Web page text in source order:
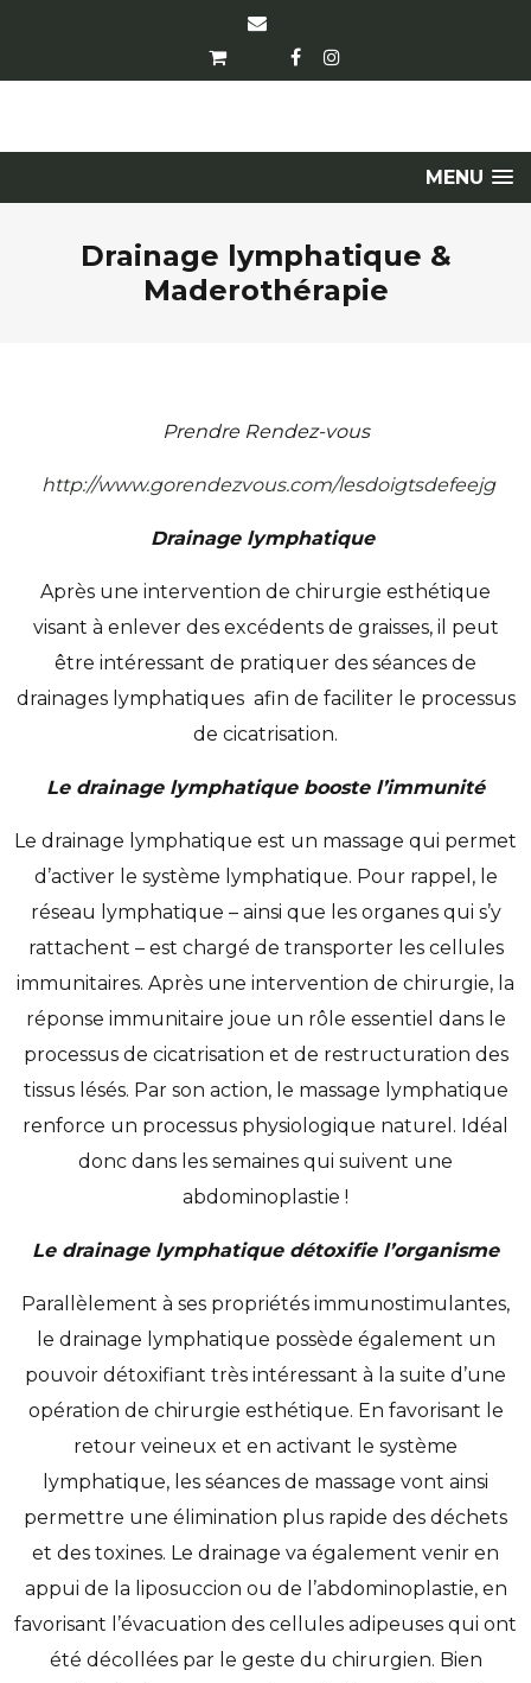
MENU
Drainage lymphatique &
Maderothérapie
Prendre Rendez-vous
http://www.gorendezvous.com/lesdoigtsdefeejg
Drainage lymphatique
Après une intervention de chirurgie esthétique
visant à enlever des excédents de graisses, il peut
être intéressant de pratiquer des séances de
drainages lymphatiques afin de faciliter le processus
de cicatrisation.
Le drainage lymphatique booste l’immunité
Le drainage lymphatique est un massage qui permet
d’activer le système lymphatique. Pour rappel, le
réseau lymphatique – ainsi que les organes qui s’y
rattachent – est chargé de transporter les cellules
immunitaires. Après une intervention de chirurgie, la
réponse immunitaire joue un rôle essentiel dans le
processus de cicatrisation et de restructuration des
tissus lésés. Par son action, le massage lymphatique
renforce un processus physiologique naturel. Idéal
donc dans les semaines qui suivent une
abdominoplastie !
Le drainage lymphatique détoxifie l’organisme
Parallèlement à ses propriétés immunostimulantes,
le drainage lymphatique possède également un
pouvoir détoxifiant très intéressant à la suite d’une
opération de chirurgie esthétique. En favorisant le
retour veineux et en activant le système
lymphatique, les séances de massage vont ainsi
permettre une élimination plus rapide des déchets
et des toxines. Le drainage va également venir en
appui de la liposuccion ou de l’abdominoplastie, en
favorisant l’évacuation des cellules adipeuses qui ont
été décollées par le geste du chirurgien. Bien